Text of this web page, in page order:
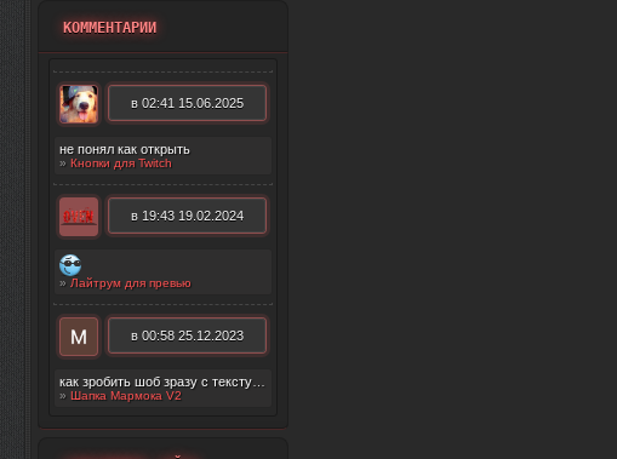
КОММЕНТАРИИ
в 02:41 15.06.2025
не понял как открыть
» Кнопки для Twitch
в 19:43 19.02.2024
» Лайтрум для превью
в 00:58 25.12.2023
» Шапка Мармока V2